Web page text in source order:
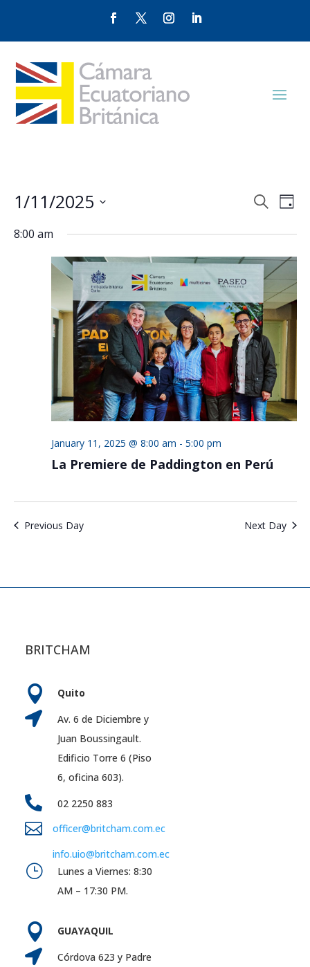
Events
and
Views
Search
Day
1/11/2025
date.
8:00 am
January 11, 2025 @ 8:00 am - 5:00 pm
La Premiere de Paddington en Perú
Previous Day Next Day
BRITCHAM
 Quito

Av. 6 de Diciembre y
Juan Boussingault.
Edificio Torre 6 (Piso
6, oficina 603).
 02 2250 883

officer@britcham.com.ec
info.uio@britcham.com.ec
}
Lunes a Viernes: 8:30
AM – 17:30 PM.
 GUAYAQUIL

Córdova 623 y Padre